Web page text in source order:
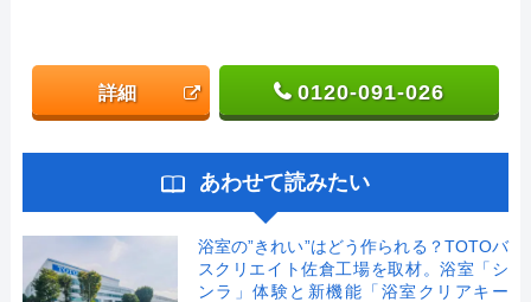
詳細 0120-091-026
あわせて読みたい
浴室の”きれい”はどう作られる？TOTOバ
スクリエイト佐倉工場を取材。浴室「シ
ンラ」体験と新機能「浴室クリアキー